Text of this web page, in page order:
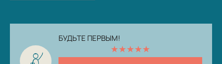
БУДЬТЕ ПЕРВЫМ!
★★★★★